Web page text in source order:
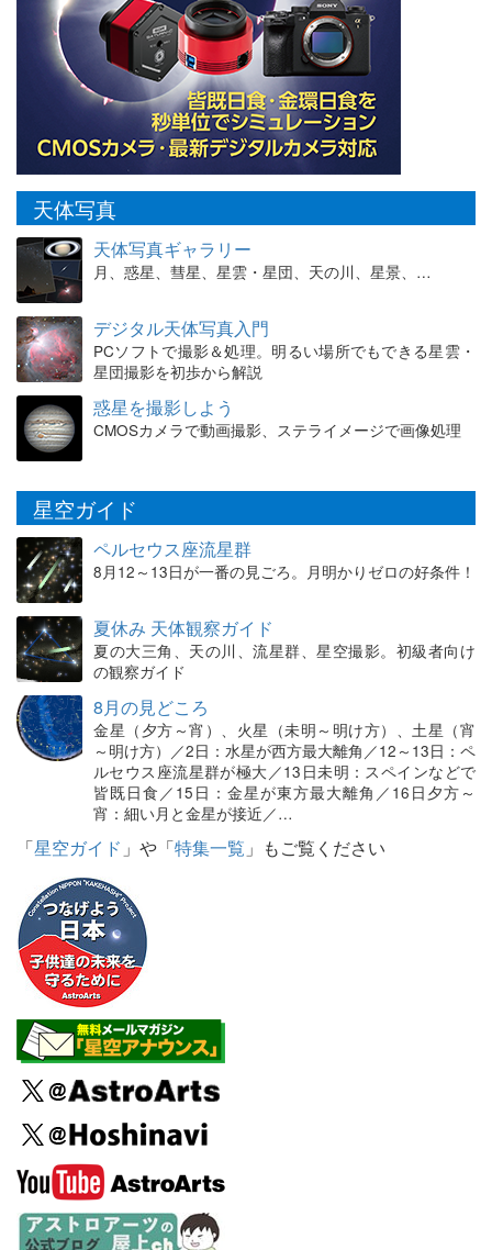
天体写真
天体写真ギャラリー
月、惑星、彗星、星雲・星団、天の川、星景、…
デジタル天体写真入門
PCソフトで撮影＆処理。明るい場所でもできる星雲・
星団撮影を初歩から解説
惑星を撮影しよう
CMOSカメラで動画撮影、ステライメージで画像処理
星空ガイド
ペルセウス座流星群
8月12～13日が一番の見ごろ。月明かりゼロの好条件！
夏休み 天体観察ガイド
夏の大三角、天の川、流星群、星空撮影。初級者向け
の観察ガイド
8月の見どころ
金星（夕方～宵）、火星（未明～明け方）、土星（宵
～明け方）／2日：水星が西方最大離角／12～13日：ペ
ルセウス座流星群が極大／13日未明：スペインなどで
皆既日食／15日：金星が東方最大離角／16日夕方～
宵：細い月と金星が接近／…
「星空ガイド 」や「特集一覧 」もご覧ください